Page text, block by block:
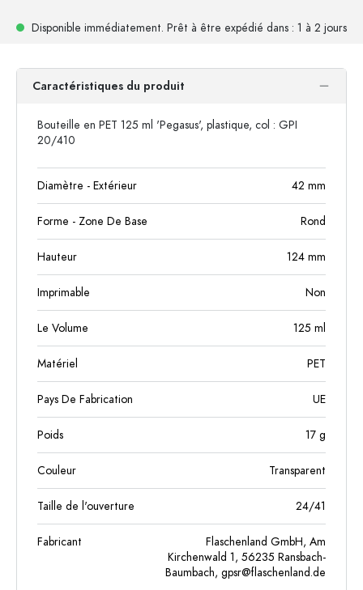
Disponible immédiatement. Prêt à être expédié dans : 1 à 2 jours
Caractéristiques du produit
Bouteille en PET 125 ml 'Pegasus', plastique, col : GPI
20/410
Diamètre - Extérieur 42 mm
Forme - Zone De Base Rond
Hauteur 124 mm
Imprimable Non
Le Volume 125 ml
Matériel PET
Pays De Fabrication UE
Poids 17 g
Couleur Transparent
Taille de l'ouverture 24/41
Fabricant
Flaschenland GmbH, Am
Kirchenwald 1, 56235 Ransbach-
Baumbach, gpsr@flaschenland.de